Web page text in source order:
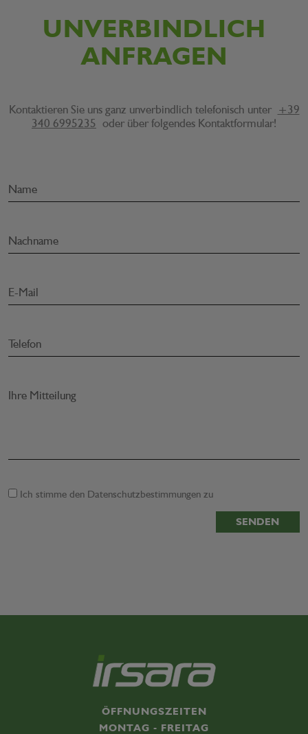
UNVERBINDLICH
ANFRAGEN
Kontaktieren Sie uns ganz unverbindlich telefonisch unter +39
340 6995235 oder über folgendes Kontaktformular!
Name
Nachname
E-Mail
Telefon
Ihre Mitteilung
Ich stimme den Datenschutzbestimmungen zu
SENDEN
ÖFFNUNGSZEITEN
MONTAG - FREITAG